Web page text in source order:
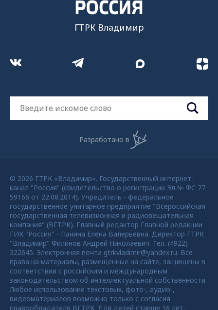
ГТРК Владимир
Разработано в
© 2026 ГТРК «Владимир». Государственный интернет-
канал "Россия" (свидетельство о регистрации Эл № ФС 77-
59166 от 22.08.2014). Учредитель - федеральное
государственное унитарное предприятие "Всероссийская
государственная телевизионная и радиовещательная
компания" (ВГТРК). Главный редактор Главной редакции
ГИК "Россия" - Панина Елена Валерьевна. Директор ГТРК
"Владимир" Филинов Андрей Николаевич. Тел. (4922)
322645. Электронная почта gtrkvladimir@yandex.ru. Все
права на материалы, размещенные на сайте, защищены в
соответствии с российским и международным
законодательством об интеллектуальной собственности.
Любое использование текстовых, фото-, аудио-,
видеоматериалов возможно только с согласия
правообладателя ВГТРК. Для детей старше 16 лет.